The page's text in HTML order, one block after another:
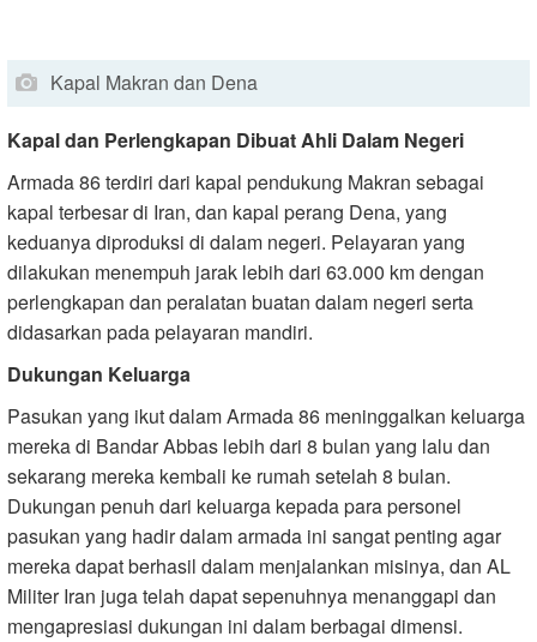
Kapal Makran dan Dena
Kapal dan Perlengkapan Dibuat Ahli Dalam Negeri
Armada 86 terdiri dari kapal pendukung Makran sebagai
kapal terbesar di Iran, dan kapal perang Dena, yang
keduanya diproduksi di dalam negeri. Pelayaran yang
dilakukan menempuh jarak lebih dari 63.000 km dengan
perlengkapan dan peralatan buatan dalam negeri serta
didasarkan pada pelayaran mandiri.
Dukungan Keluarga
Pasukan yang ikut dalam Armada 86 meninggalkan keluarga
mereka di Bandar Abbas lebih dari 8 bulan yang lalu dan
sekarang mereka kembali ke rumah setelah 8 bulan.
Dukungan penuh dari keluarga kepada para personel
pasukan yang hadir dalam armada ini sangat penting agar
mereka dapat berhasil dalam menjalankan misinya, dan AL
Militer Iran juga telah dapat sepenuhnya menanggapi dan
mengapresiasi dukungan ini dalam berbagai dimensi.